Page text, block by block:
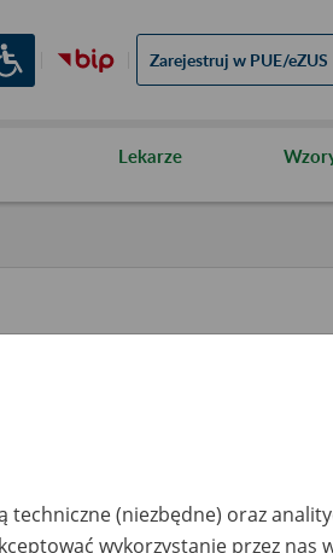
Zarejestruj w PUE/eZUS
Lekarze
techniczne (niezbędne) oraz
wykorzystanie przez nas